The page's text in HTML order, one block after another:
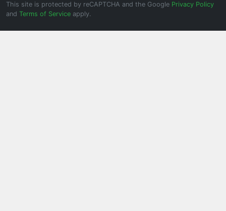
This site is protected by reCAPTCHA and the Google Privacy Policy
and Terms of Service apply.